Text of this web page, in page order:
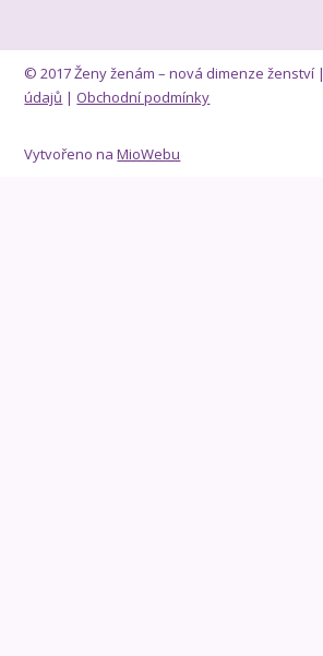
© 2017 Ženy ženám – nová dimenze ženství |
údajů | Obchodní podmínky
Vytvořeno naMioWebu